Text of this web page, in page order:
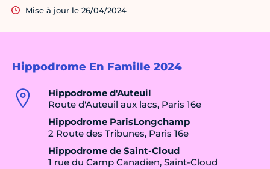
Hippodrome En Famille 2024
Hippodrome d'Auteuil
Route d'Auteuil aux lacs, Paris 16e
Hippodrome ParisLongchamp
2 Route des Tribunes, Paris 16e
Hippodrome de Saint-Cloud
1 rue du Camp Canadien, Saint-Cloud
Mise à jour le 26/04/2024